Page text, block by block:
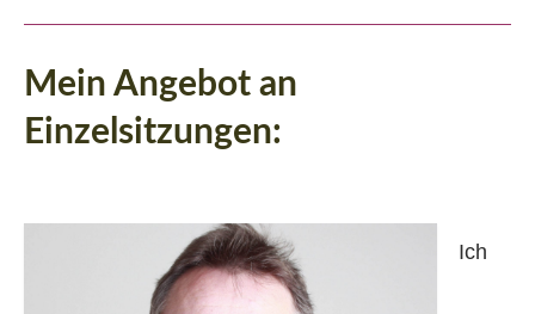
Mein Angebot an
Einzelsitzungen:
Ich